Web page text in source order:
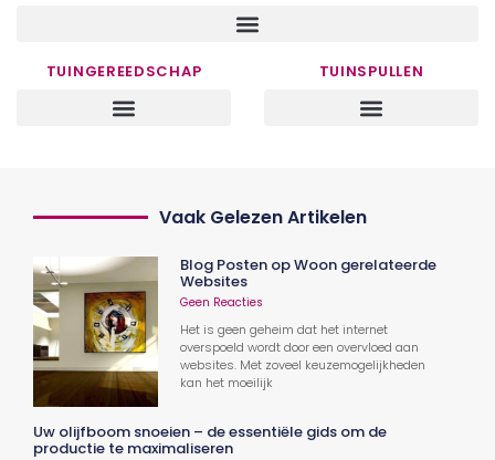
TUINGEREEDSCHAP TUINSPULLEN
Vaak Gelezen Artikelen
Blog Posten op Woon gerelateerde
Websites
Geen Reacties
Het is geen geheim dat het internet
overspoeld wordt door een overvloed aan
websites. Met zoveel keuzemogelijkheden
kan het moeilijk
Uw olijfboom snoeien – de essentiële gids om de
productie te maximaliseren